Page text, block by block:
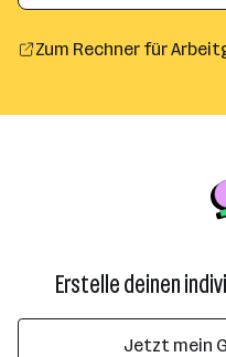
Zum Rechner für
Erstelle deinen
Jetzt mein